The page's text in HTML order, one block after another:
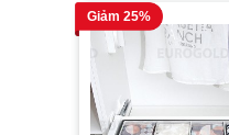
Giảm 25%